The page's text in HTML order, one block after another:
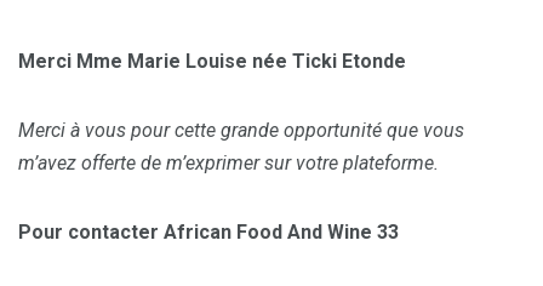
Merci Mme Marie Louise née Ticki Etonde
Merci à vous pour cette grande opportunité que vous
m’avez offerte de m’exprimer sur votre plateforme.
Pour contacter African Food And Wine 33